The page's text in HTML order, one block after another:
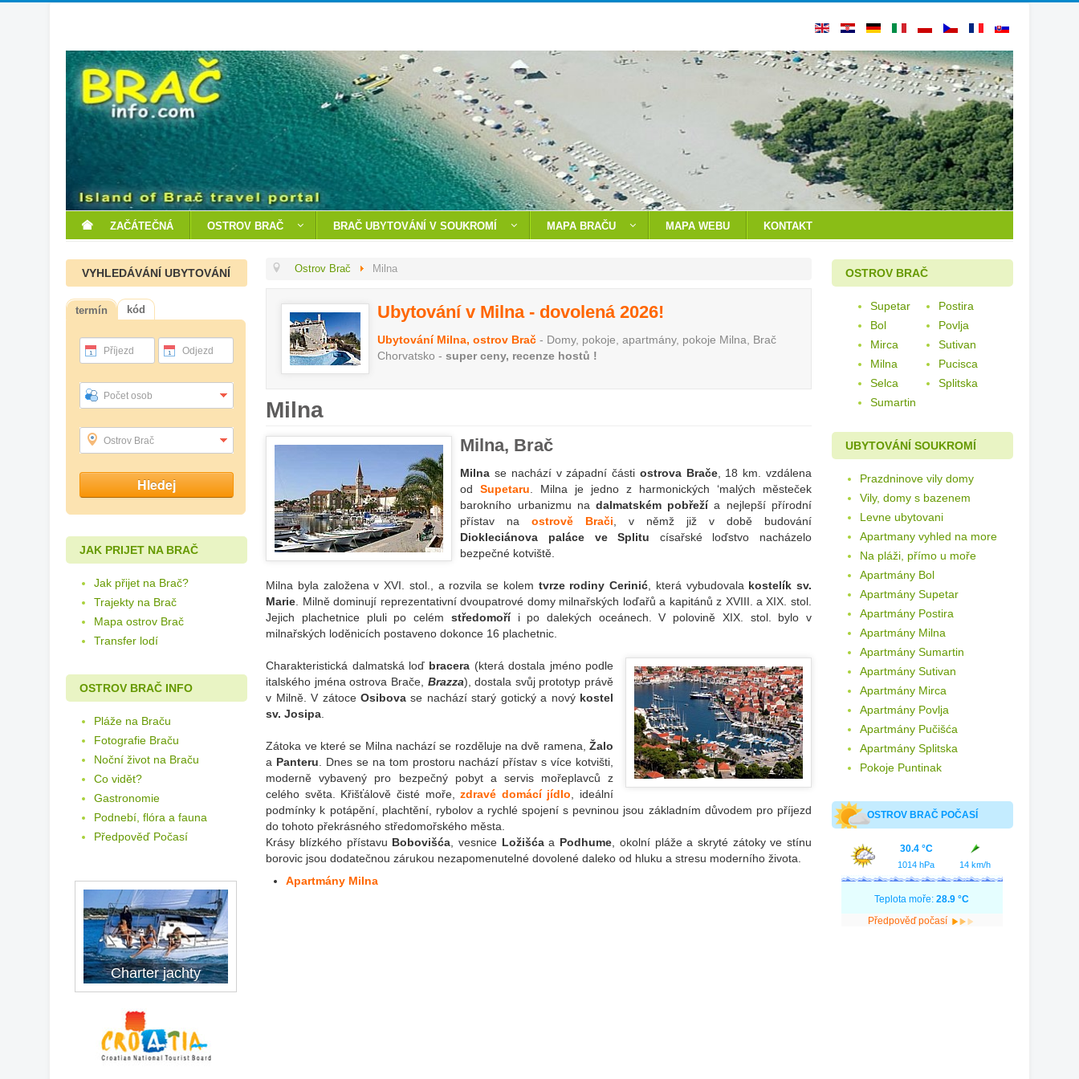
ZAČÁTEČNÁ OSTROV BRAČ BRAČ UBYTOVÁNÍ V SOUKROMÍ MAPA BRAČU MAPA WEBU KONTAKT
VYHLEDÁVÁNÍ UBYTOVÁNÍ
termín kód
Příjezd Odjezd
Počet osob
Ostrov Brač
JAK PRIJET NA BRAČ
Jak přijet na Brač?
Trajekty na Brač
Mapa ostrov Brač
Transfer lodí
OSTROV BRAČ INFO
Pláže na Braču
Fotografie Braču
Noční život na Braču
Co vidět?
Gastronomie
Podnebí, flóra a fauna
Předpověď Počasí
Charter jachty
Ostrov Brač Milna
Ubytování v Milna - dovolená 2026!
Ubytování Milna, ostrov Brač - Domy, pokoje, apartmány, pokoje Milna, Brač
Chorvatsko -super ceny, recenze hostů !
Milna
Milna, Brač
Milnase nachází v západní části ostrova Brače, 18 km. vzdálena
odSupetaru . Milna je jedno z harmonických ‘malých městeček
barokního urbanizmu na dalmatském pobřežía nejlepší přírodní
přístav naostrově Brači , v němž již v době budování
Diokleciánova paláce ve Splitu císařské loďstvo nacházelo
bezpečné kotviště.
Milna byla založena v XVI. stol., a rozvila se kolem tvrze rodiny Cerinić , která vybudovala kostelík sv.
Marie . Milně dominují reprezentativní dvoupatrové domy milnařských loďařů a kapitánů z XVIII. a XIX. stol.
Jejich plachetnice pluli po celém středomoří i po dalekých oceánech. V polovině XIX. stol. bylo v
milnařských loděnicích postaveno dokonce 16 plachetnic.
Charakteristická dalmatská loď bracera (která dostala jméno podle
italského jména ostrova Brače, Brazza), dostala svůj prototyp právě
v Milně. V zátoce Osibovase nachází starý gotický a nový kostel
sv. Josipa
Zátoka ve které se Milna nachází se rozděluje na dvě ramena, Žalo
a Panteru . Dnes se na tom prostoru nachází přístav s více kotvišti,
moderně vybavený pro bezpečný pobyt a servis mořeplavců z
celého světa. Křišťálově čisté moře,zdravé domácí jídlo , ideální
podmínky k potápění, plachtění, rybolov a rychlé spojení s pevninou jsou základním důvodem pro příjezd
do tohoto překrásného středomořského města.
Krásy blízkého přístavu Bobovišća , vesnice Ložišćaa Podhume , okolní pláže a skryté zátoky ve stínu
borovic jsou dodatečnou zárukou nezapomenutelné dovolené daleko od hluku a stresu moderního života.
Apartmány Milna
OSTROV BRAČ
Supetar
Postira
Bol
Povlja
Mirca
Sutivan
Milna
Pucisca
Selca
Splitska
Sumartin
UBYTOVÁNÍ SOUKROMÍ
Prazdninove vily domy
Vily, domy s bazenem
Levne ubytovani
Apartmany vyhled na more
Na pláži, přímo u moře
Apartmány Bol
Apartmány Supetar
Apartmány Postira
Apartmány Milna
Apartmány Sumartin
Apartmány Sutivan
Apartmány Mirca
Apartmány Povlja
Apartmány Pučišća
Apartmány Splitska
Pokoje Puntinak
OSTROV BRAČ POČASÍ
30.4 °C
1014 hPa 14 km/h
Teplota moře: 28.9 °C
Předpověď počasí